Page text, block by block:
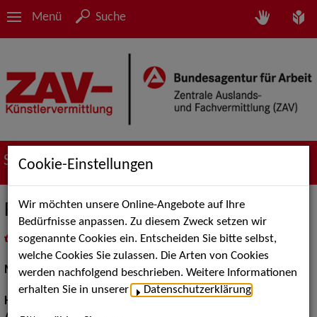
Menü Suche
Suche nach Künstler*innen
Fletcher M.
als PDF speichern
inMeine Merklistelegen
Models / Werbung:Fotomodell
Haarfarbe:
Cookie-Einstellungen
Wir möchten unsere Online-Angebote auf Ihre
Bedürfnisse anpassen. Zu diesem Zweck setzen wir
sogenannte Cookies ein. Entscheiden Sie bitte selbst,
welche Cookies Sie zulassen. Die Arten von Cookies
werden nachfolgend beschrieben. Weitere Informationen
erhalten Sie in unserer
Datenschutzerklärung